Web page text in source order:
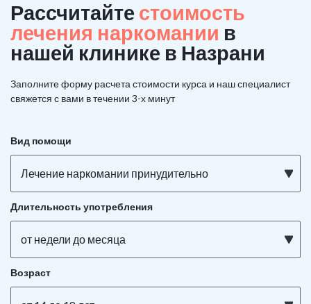
Рассчитайте стоимость
лечения наркомании в
нашей клинике в Назрани
Заполните форму расчета стоимости курса и наш специалист
свяжется с вами в течении 3-х минут
Вид помощи
Лечение наркомании принудительно
Длительность употребления
от недели до месяца
Возраст